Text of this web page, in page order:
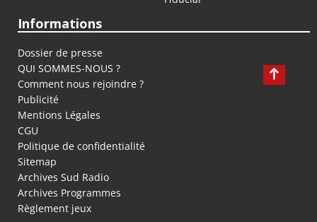
Informations
Dossier de presse
QUI SOMMES-NOUS ?
Comment nous rejoindre ?
Publicité
Mentions Légales
CGU
Politique de confidentialité
Sitemap
Archives Sud Radio
Archives Programmes
Règlement jeux